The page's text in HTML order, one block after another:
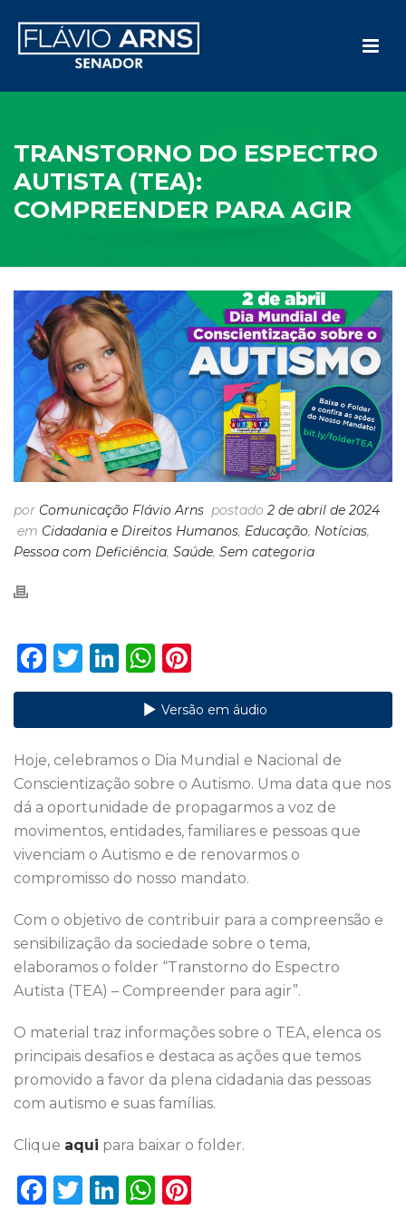
TRANSTORNO DO ESPECTRO
AUTISTA (TEA):
COMPREENDER PARA AGIR
por Comunicação Flávio Arns postado 2 de abril de 2024
em Cidadania e Direitos Humanos, Educação, Notícias,
Pessoa com Deficiência, Saúde, Sem categoria
F
a
b
o
o
k
T
w
te
r
Li
n
dI
n
W
h
a
ts
A
p
p
n
te
st
Versão em áudio
Hoje, celebramos o Dia Mundial e Nacional de
Conscientização sobre o Autismo. Uma data que nos
dá a oportunidade de propagarmos a voz de
movimentos, entidades, familiares e pessoas que
vivenciam o Autismo e de renovarmos o
compromisso do nosso mandato.
Com o objetivo de contribuir para a compreensão e
sensibilização da sociedade sobre o tema,
elaboramos o folder “Transtorno do Espectro
Autista (TEA) – Compreender para agir”.
O material traz informações sobre o TEA, elenca os
principais desafios e destaca as ações que temos
promovido a favor da plena cidadania das pessoas
com autismo e suas famílias.
Clique aqui para baixar o folder.
F
T
Li W